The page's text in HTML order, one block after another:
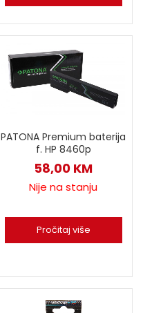
PATONA Premium baterija
f. HP 8460p
58,00 KM
Nije na stanju
Pročitaj više